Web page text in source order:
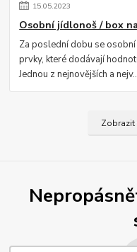
15.05.2023
Osobní jídlonoš / box
Za poslední dobu se
prvky, které dodávají
Jednou z nejnovějších a
Zobrazit